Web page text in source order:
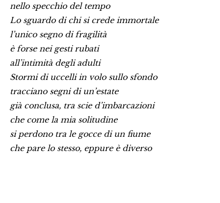
nello specchio del tempo
Lo sguardo di chi si crede immortale
l’unico segno di fragilità
è forse nei gesti rubati
all’intimità degli adulti
Stormi di uccelli in volo sullo sfondo
tracciano segni di un’estate
già conclusa, tra scie d’imbarcazioni
che come la mia solitudine
si perdono tra le gocce di un fiume
che pare lo stesso, eppure è diverso